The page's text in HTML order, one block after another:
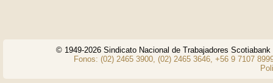
© 1949-2026 Sindicato Nacional de Trabajadores
Fonos: (02) 2465 3900, (02) 2465 3646, +56 9 7107